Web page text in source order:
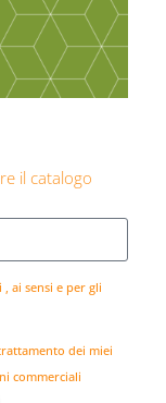
il catalogo
ai sensi e per gli
dei miei
commerciali